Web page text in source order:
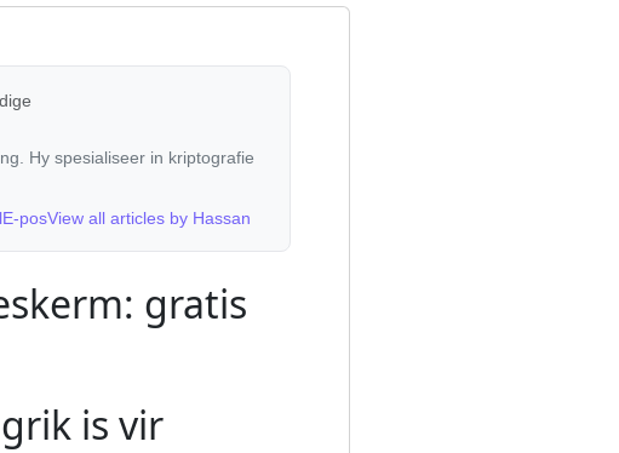
Hy spesialiseer in kriptografie
E-posView all articles by Hassan
gratis
is vir